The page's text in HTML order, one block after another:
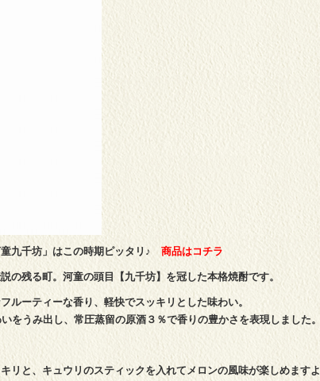
九千坊」はこの時期ピッタリ♪ 商品はコチラ
の残る町。河童の頭目【九千坊】を冠した本格焼酎です。
ルーティーな香り、軽快でスッキリとした味わい。
をうみ出し、常圧蒸留の原酒３％で香りの豊かさを表現しました。
リと、キュウリのスティックを入れてメロンの風味が楽しめますよ